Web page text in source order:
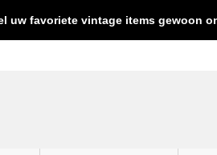
uw favoriete vintage items gewoon